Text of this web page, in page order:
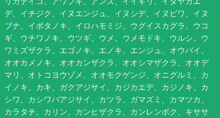
デ、イチジク、イヌエンジュ、イヌシデ、イヌビワ、イヌ
ブナ、イボタノキ、イロハモミジ、ウグイスカグラ、ウコ
ギ、ウチワノキ、ウツギ、ウメ、ウメモドキ、ウルシ、ウ
ワミズザクラ、エゴノキ、エノキ、エンジュ、オウバイ、
オオカメノキ、オオカンザクラ、オオシマザクラ、オオデ
マリ、オトコヨウゾメ、オオモクゲンジ、オニグルミ、カ
イノキ、カキ、ガクアジサイ、カジカエデ、カジノキ、カ
シワ、カシワバアジサイ、カツラ、ガマズミ、カマツカ、
カラタチ、カリン、カンヒザクラ、カンレンボク、キササ